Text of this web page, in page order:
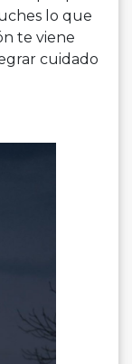
lo que
te viene
cuidado